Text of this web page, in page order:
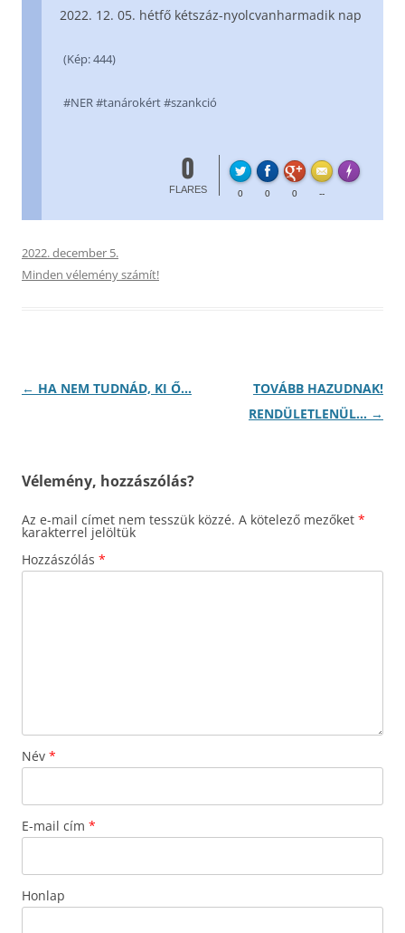
12. 05. hétfő kétszáz-nyolcvanharmadik nap
(Kép: 444)
#NER #tanárokért #szankció
0
FLARES 0 0 0 --
Made with
2022. december 5.
Minden vélemény számít!
Bejegyzés
← HA NEM TUDNÁD, KI Ő…
TOVÁBB HAZUDNAK!
RENDÜLETLENÜL… →
Vélemény, hozzászólás?
Az e-mail címet nem tesszük közzé. A kötelező mezőket *
karakterrel jelöltük
Hozzászólás *
Név *
E-mail cím *
Honlap